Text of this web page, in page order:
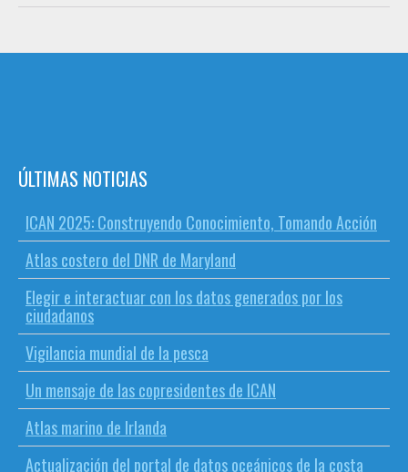
ÚLTIMAS NOTICIAS
ICAN 2025: Construyendo Conocimiento, Tomando Acción
Atlas costero del DNR de Maryland
Elegir e interactuar con los datos generados por los
ciudadanos
Vigilancia mundial de la pesca
Un mensaje de las copresidentes de ICAN
Atlas marino de Irlanda
Actualización del portal de datos oceánicos de la costa